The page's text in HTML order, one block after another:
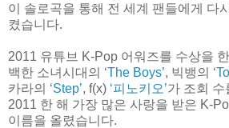
이 솔로곡을 통해 전 세계 팬들에게 다
켰습니다.
2011 유튜브 K-Pop 어워즈를 수상을
백한 소녀시대의 ‘The Boys’, 빅뱅의
카라의 ‘Step’, f(x) ‘피노키오’가 조회
2011 한 해 가장 많은 사랑을 받은 K-
이름을 올렸습니다.